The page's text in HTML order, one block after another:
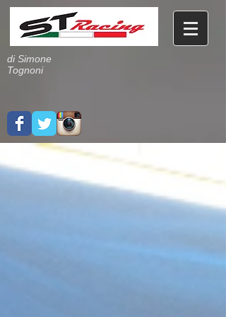
di Simone
Tognoni